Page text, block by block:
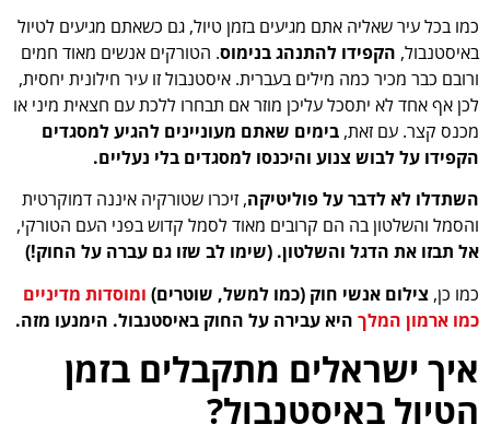
כמו בכל עיר שאליה אתם מגיעים בזמן טיול, גם כשאתם מגיעים לטיול
באיסטנבול, הקפידו להתנהג בנימוס. הטורקים אנשים מאוד חמים
ורובם כבר מכיר כמה מילים בעברית. איסטנבול זו עיר חילונית יחסית,
לכן אף אחד לא יתסכל עליכן מוזר אם תבחרו ללכת עם חצאית מיני או
מכנס קצר. עם זאת, בימים שאתם מעוניינים להגיע למסגדים
הקפידו על לבוש צנוע והיכנסו למסגדים בלי נעליים.
השתדלו לא לדבר על פוליטיקה, זיכרו שטורקיה איננה דמוקרטית
והסמל והשלטון בה הם קרובים מאוד לסמל קדוש בפני העם הטורקי,
אל תבזו את הדגל והשלטון. (שימו לב שזו גם עברה על החוק!)
כמו כן, צילום אנשי חוק (כמו למשל, שוטרים) ומוסדות מדיניים
כמו ארמון המלך היא עבירה על החוק באיסטנבול. הימנעו מזה.
איך ישראלים מתקבלים בזמן
הטיול באיסטנבול?